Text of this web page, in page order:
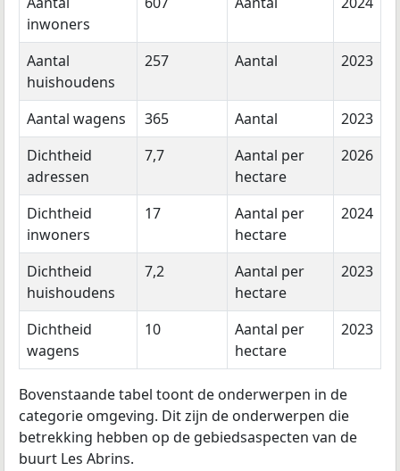
inwoners
Aantal
huishoudens
257 Aantal 2023
Aantal wagens 365 Aantal
2023
Dichtheid
adressen
7,7
Aantal per
hectare
2026
Dichtheid
inwoners
17
Aantal per
hectare
2024
Dichtheid
huishoudens
7,2
Aantal per
hectare
2023
Dichtheid
wagens
10
Aantal per
hectare
2023
Bovenstaande tabel toont de onderwerpen in de
categorie omgeving. Dit zijn de onderwerpen die
betrekking hebben op de gebiedsaspecten van de
buurt Les Abrins.